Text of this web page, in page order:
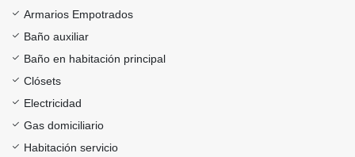
Armarios Empotrados
Baño auxiliar
Baño en habitación principal
Clósets
Electricidad
Gas domiciliario
Habitación servicio